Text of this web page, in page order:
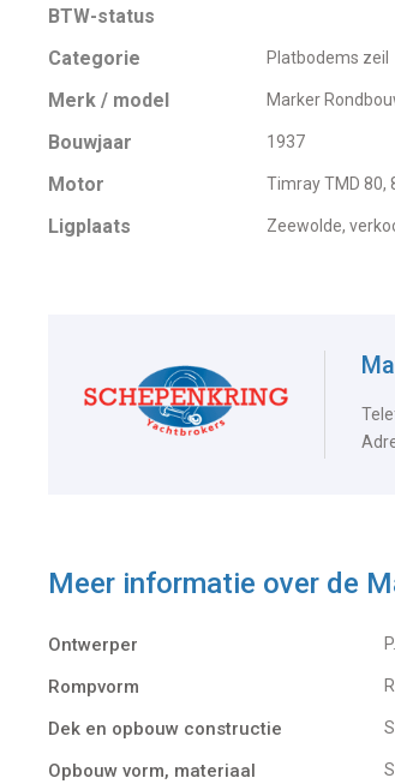
BTW-status
Categorie
Platbodems zeil
Merk / model Marker
Bouwjaar 1937
Motor Timray TMD 80,
Ligplaats Zeewolde,
Meer informatie over de
Ontwerper
Rompvorm
Dek en opbouw constructie
Opbouw vorm, materiaal